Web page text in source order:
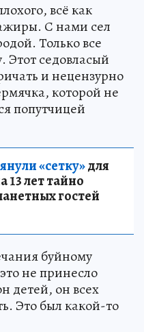
всё как
С нами сел
Только все
Этот седовласый
и нецензурно
которой не
попутчицей
«сетку»для
13 лет тайно
гостей
буйному
не принесло
детей, он всех
Это был какой-то